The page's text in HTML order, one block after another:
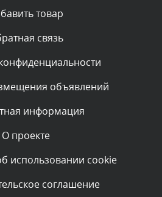
виден после проверки
товар
связь
объявлений
информация
О проекте
использовании cookie
соглашение